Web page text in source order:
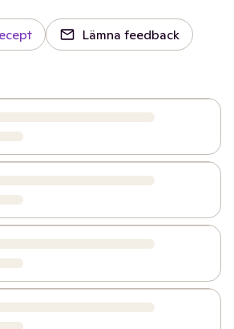
Lämna feedback